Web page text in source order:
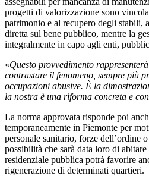
progetti di valorizzazione sono
patrimonio e al recupero degli stabili,
diretta sul bene pubblico, mentre la
integralmente in capo agli enti,
«Questo provvedimento
contrastare il fenomeno, sempre più
occupazioni abusive. È la
la nostra è una riforma concreta e
La norma approvata risponde poi
temporaneamente in Piemonte per
personale sanitario, forze dell’ordine
possibilità che sarà data loro di
residenziale pubblica potrà favorire
rigenerazione di determinati quartieri.